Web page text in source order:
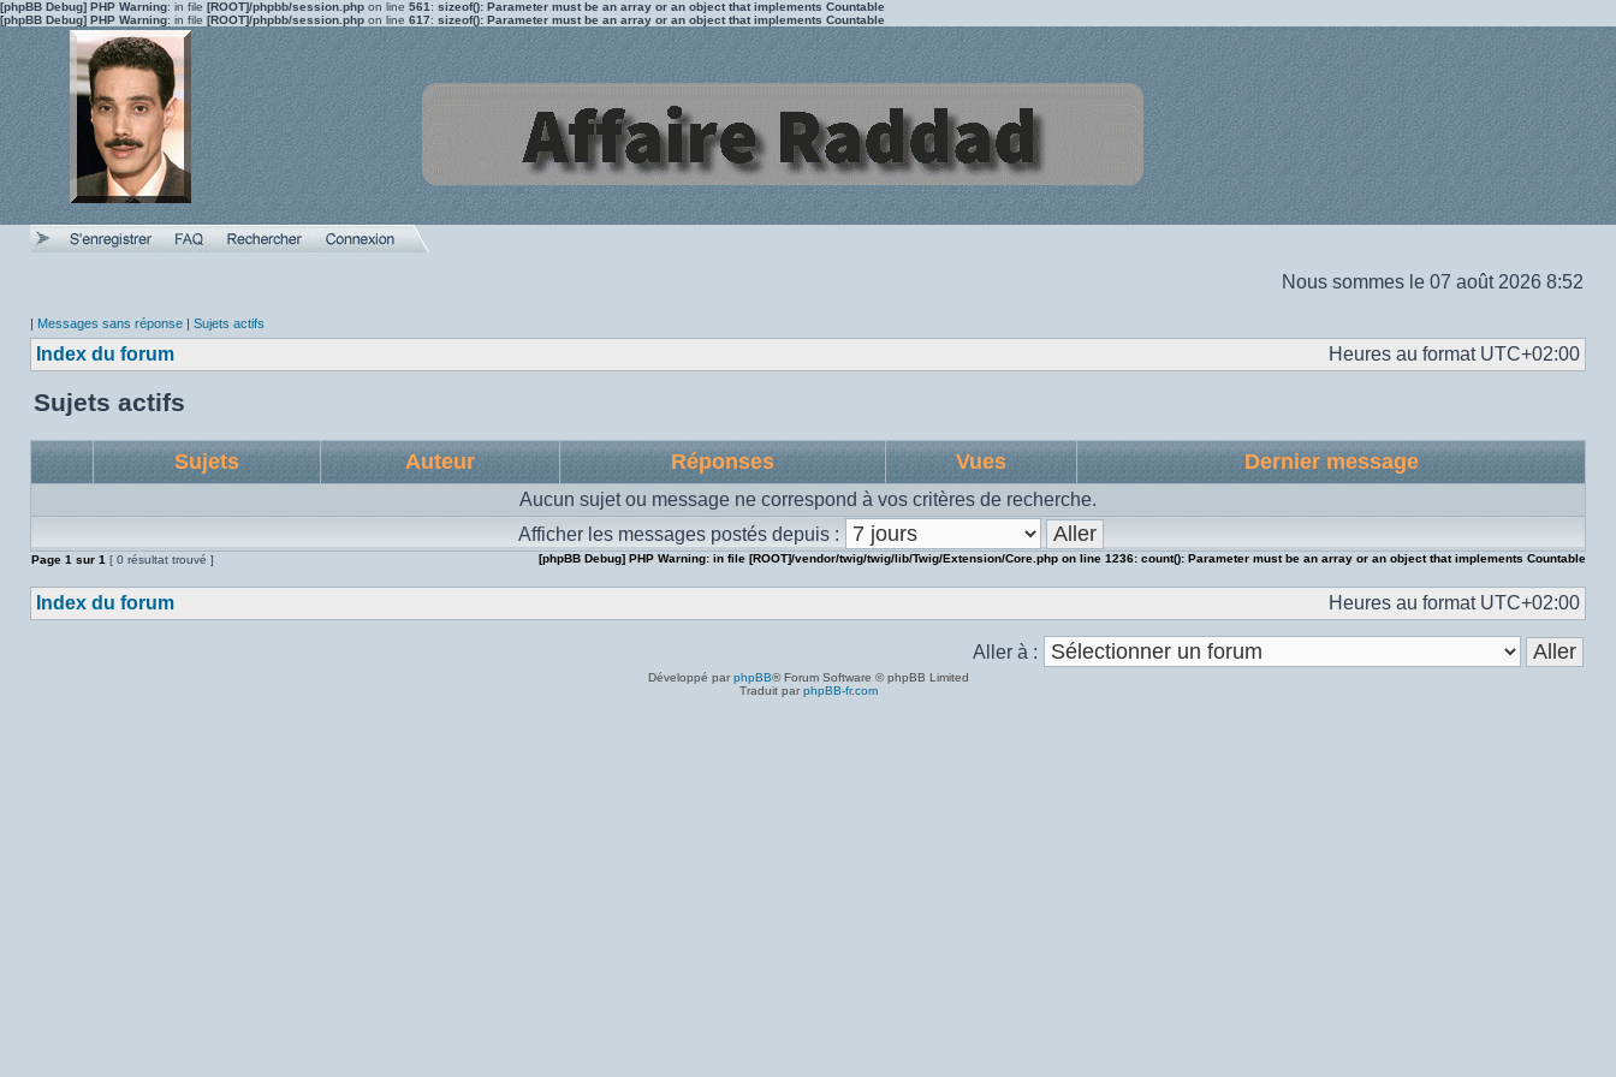
[phpBB Debug] PHP Warning: in file [ROOT]/phpbb/session.php on line 561 : sizeof(): Parameter must be an array or an object that implements Countable
[phpBB Debug] PHP Warning: in file [ROOT]/phpbb/session.php on line 617: sizeof(): Parameter must be an array or an object that implements Countable
Nous sommes le 07 août 2026 8:52
| Messages sans réponse | Sujets actifs
Index du forum Heures au format UTC+02:00
Sujets actifs
Sujets Auteur Réponses Vues Dernier message
Aucun sujet ou message ne correspond à vos critères de recherche.
Afficher les messages postés depuis :
Page 1 sur 1 [ 0 résultat trouvé ] [phpBB Debug] PHP Warning: in file [ROOT]/vendor/twig/twig/lib/Twig/Extension/Core.php on line 1236: count(): Parameter must be an array or an object that implements Countable
Index du forum Heures au format UTC+02:00
Aller à :
Développé par phpBB® Forum Software © phpBB Limited
Traduit par phpBB-fr.com